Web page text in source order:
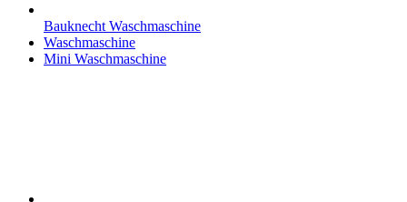
Bauknecht Waschmaschine
Waschmaschine
Mini Waschmaschine